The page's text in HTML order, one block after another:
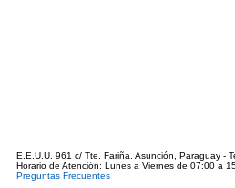
E.E.U.U. 961 c/ Tte. Fariña. Asunción, Paraguay -
Horario de Atención: Lunes a Viernes de 07:00 a
Preguntas Frecuentes